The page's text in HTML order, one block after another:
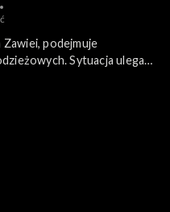
podejmuje
Sytuacja ulega
inwestor – wbrew
organizują strajk
księdza Mateusza, do
nieoczekiwanie